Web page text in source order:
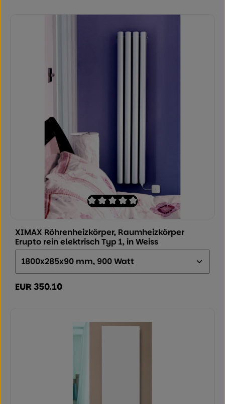
Durchschnittliche Bewertung von 0
XIMAX Röhrenheizkörper, Raumheizkörper
Erupto rein elektrisch Typ 1, in Weiss
Regulärer Preis:
EUR 350.10